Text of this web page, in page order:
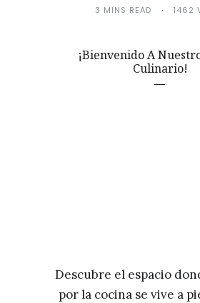
3 MINS READ 1462
¡Bienvenido A
Culinario!
Descubre el espacio
por la cocina se vive a